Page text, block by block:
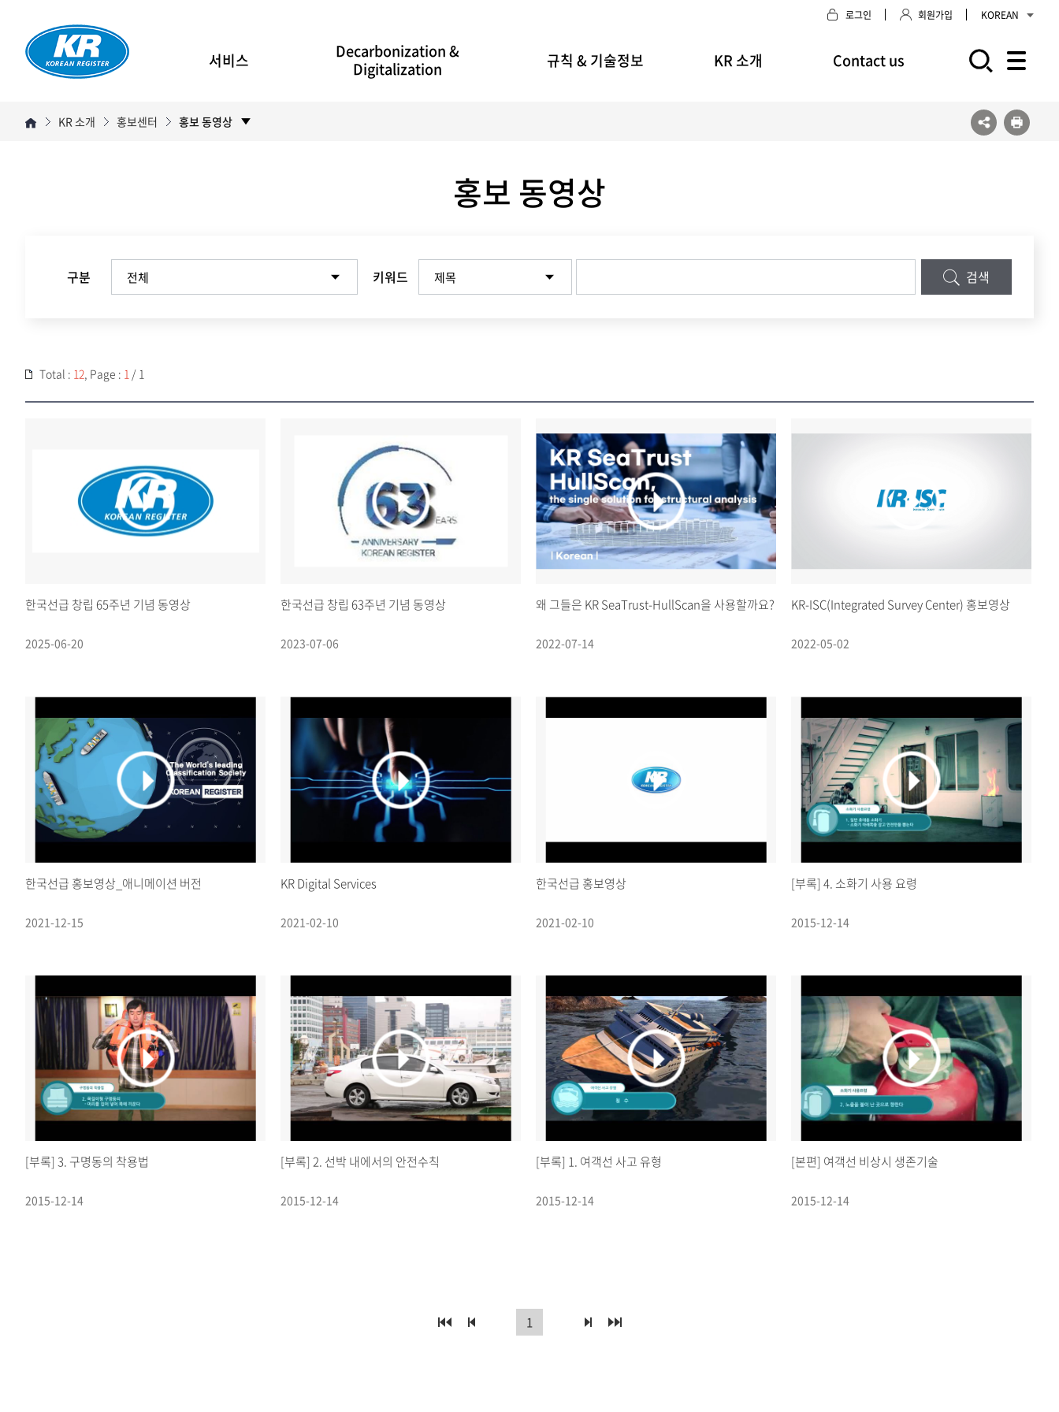
로그인 회원가입 KOREAN
서비스
Decarbonization &
Digitalization
규칙 & 기술정보 KR 소개 Contact us
KR 소개 홍보센터 홍보 동영상
홍보 동영상
구분 키워드 검색
Total : 12, Page : 1 / 1
한국선급 창립 65주년 기념 동영상
2025-06-20
한국선급 창립 63주년 기념 동영상
2023-07-06
왜 그들은 KR SeaTrust-HullScan을 사용할까요?
2022-07-14
KR-ISC(Integrated Survey Center) 홍보영상
2022-05-02
한국선급 홍보영상_애니메이션 버전
2021-12-15
KR Digital Services
2021-02-10
한국선급 홍보영상
2021-02-10
[부록] 4. 소화기 사용 요령
2015-12-14
[부록] 3. 구명동의 착용법
2015-12-14
[부록] 2. 선박 내에서의 안전수칙
2015-12-14
[부록] 1. 여객선 사고 유형
2015-12-14
[본편] 여객선 비상시 생존기술
2015-12-14
1